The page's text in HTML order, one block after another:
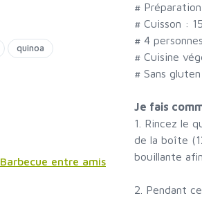
quinoa
Barbecue entre amis
#
# Cuisson : 15
# 4 personnes
# Cuisine
# Sans gluten
Je fais
1. Rincez le
de la boîte
bouillante
2. Pendant